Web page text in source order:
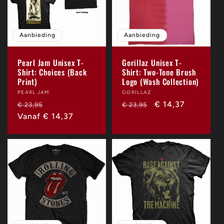
Aanbieding
Pearl Jam Unisex T-
Shirt: Choices (Back
Print)
Verkoper:
PEARL JAM
Normale
prijs
€ 23,95
Vanaf € 14,37
Aanbieding
Gorillaz Unisex T-
Shirt: Two-Tone Brush
Logo (Wash Collection)
Verkoper:
GORILLAZ
Normale
€ 23,95 Aanbiedingsprijs
€ 14,37